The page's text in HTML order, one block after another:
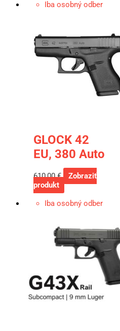
Iba osobný odber
GLOCK 42
EU, 380 Auto
610,00€
Zobraziť
produkt
Iba osobný odber